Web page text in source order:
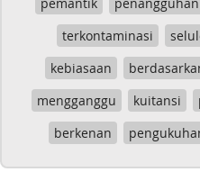
terkontaminasi
kebiasaan
mengganggu
kuitansi
berkenan